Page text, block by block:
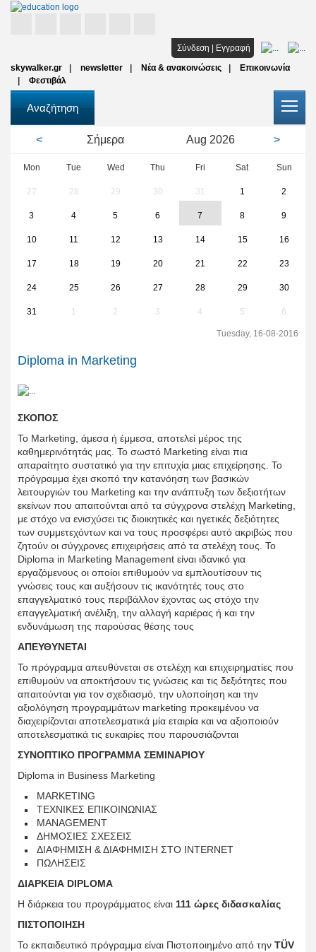
Σύνδεση | Εγγραφή
skywalker.gr
newsletter Νέα & ανακοινώσεις
Επικοινωνία
Φεστιβάλ
Αναζήτηση
Σπουδές
Υποτροφίες
Όλοι οι φορείς
Αρθρα
< Σήμερα Aug 2026 >
Mon Tue Wed Thu Fri Sat Sun
27 28 29 30 31 1 2
3 4 5 6 7 8 9
10 11 12 13 14 15 16
17 18 19 20 21 22 23
24 25 26 27 28 29 30
31 1 2 3 4 5 6
Tuesday, 16-08-2016
Diploma in Marketing
ΣΚΟΠΟΣ
Το Marketing, άμεσα ή έμμεσα, αποτελεί μέρος της
καθημερινότητάς μας. Το σωστό Marketing είναι πια
απαραίτητο συστατικό για την επιτυχία μιας επιχείρησης. Το
πρόγραμμα έχει σκοπό την κατανόηση των βασικών
λειτουργιών του Marketing και την ανάπτυξη των δεξιοτήτων
εκείνων που απαιτούνται από τα σύγχρονα στελέχη Marketing,
με στόχο να ενισχύσει τις διοικητικές και ηγετικές δεξιότητες
των συμμετεχόντων και να τους προσφέρει αυτό ακριβώς που
ζητούν οι σύγχρονες επιχειρήσεις από τα στελέχη τους. Το
Diploma in Marketing Management είναι ιδανικό για
εργαζόμενους οι οποίοι επιθυμούν να εμπλουτίσουν τις
γνώσεις τους και αυξήσουν τις ικανότητές τους στο
επαγγελματικό τους περιβάλλον έχοντας ως στόχο την
επαγγελματική ανέλιξη, την αλλαγή καριέρας ή και την
ενδυνάμωση της παρούσας θέσης τους
ΑΠΕΥΘΥΝΕΤΑΙ
Το πρόγραμμα απευθύνεται σε στελέχη και επιχειρηματίες που
επιθυμούν να αποκτήσουν τις γνώσεις και τις δεξιότητες που
απαιτούνται για τον σχεδιασμό, την υλοποίηση και την
αξιολόγηση προγραμμάτων marketing προκειμένου να
διαχειρίζονται αποτελεσματικά μία εταιρία και να αξιοποιούν
αποτελεσματικά τις ευκαιρίες που παρουσιάζονται
ΣΥΝΟΠΤΙΚΟ ΠΡΟΓΡΑΜΜΑ ΣΕΜΙΝΑΡΙΟΥ
Diploma in Business Marketing
MARKETING
ΤΕΧΝΙΚΕΣ ΕΠΙΚΟΙΝΩΝΙΑΣ
MANAGEMENT
ΔΗΜΟΣΙΕΣ ΣΧΕΣΕΙΣ
ΔΙΑΦΗΜΙΣΗ & ΔΙΑΦΗΜΙΣΗ ΣΤΟ INTERNET
ΠΩΛΗΣΕΙΣ
ΔΙΑΡΚΕΙΑ DIPLOMA
Η διάρκεια του προγράμματος είναι 111 ώρες διδασκαλίας
ΠΙΣΤΟΠΟΙΗΣΗ
Το εκπαιδευτικό πρόγραμμα είναι Πιστοποιημένο από την ΤÜV